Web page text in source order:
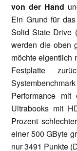
von der Hand
Ein Grund für
Solid State Drive
werden die oben
möchte eigentlich
Festplatte
Performance
Ultrabooks mit
Prozent
einer 500 GByte
nur 3491 Punkte